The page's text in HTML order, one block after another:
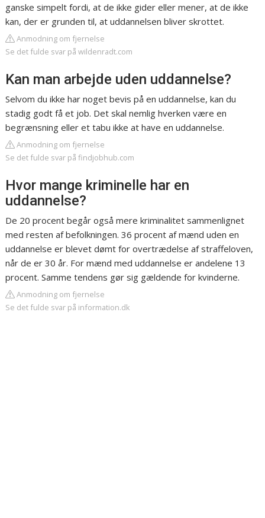
ganske simpelt fordi, at de ikke gider eller mener, at de ikke
kan, der er grunden til, at uddannelsen bliver skrottet.
Anmodning om fjernelse
Se det fulde svar på wildenradt.com
Kan man arbejde uden uddannelse?
Selvom du ikke har noget bevis på en uddannelse, kan du
stadig godt få et job. Det skal nemlig hverken være en
begrænsning eller et tabu ikke at have en uddannelse.
Anmodning om fjernelse
Se det fulde svar på findjobhub.com
Hvor mange kriminelle har en
uddannelse?
De 20 procent begår også mere kriminalitet sammenlignet
med resten af befolkningen. 36 procent af mænd uden en
uddannelse er blevet dømt for overtrædelse af straffeloven,
når de er 30 år. For mænd med uddannelse er andelene 13
procent. Samme tendens gør sig gældende for kvinderne.
Anmodning om fjernelse
Se det fulde svar på information.dk